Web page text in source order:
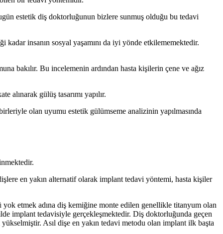
estetik diş doktorluğunun bizlere sunmuş olduğu bu tedavi
insanın sosyal yaşamını da iyi yönde etkilememektedir.
bakılır. Bu incelemenin ardından hasta kişilerin çene ve ağız
alınarak gülüş tasarımı yapılır.
olan uyumu estetik gülümseme analizinin yapılmasında
en yakın alternatif olarak implant tedavi yöntemi, hasta kişiler
etmek adına diş kemiğine monte edilen genellikle titanyum olan
implant tedavisiyle gerçekleşmektedir. Diş doktorluğunda geçen
Asıl dişe en yakın tedavi metodu olan implant ilk başta